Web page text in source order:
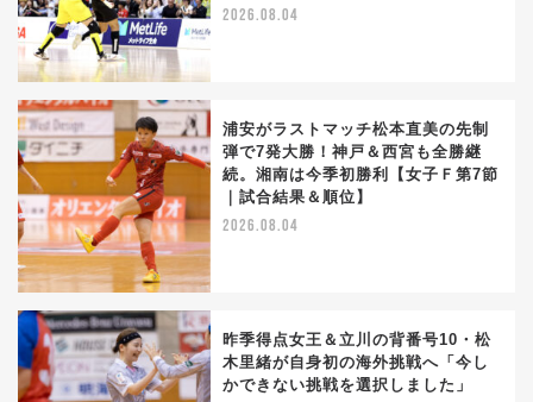
2026.08.04
浦安がラストマッチ松本直美の先制
弾で7発大勝！神戸＆西宮も全勝継
続。湘南は今季初勝利【女子Ｆ第7節
｜試合結果＆順位】
2026.08.04
昨季得点女王＆立川の背番号10・松
木里緒が自身初の海外挑戦へ「今し
かできない挑戦を選択しました」